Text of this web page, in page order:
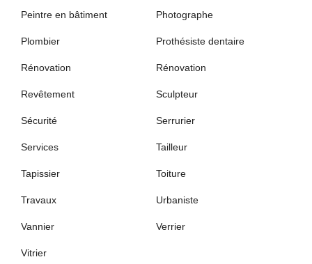
Peintre en bâtiment Photographe
Plombier Prothésiste dentaire
Rénovation Rénovation
Revêtement Sculpteur
Sécurité Serrurier
Services Tailleur
Tapissier Toiture
Travaux Urbaniste
Vannier Verrier
Vitrier